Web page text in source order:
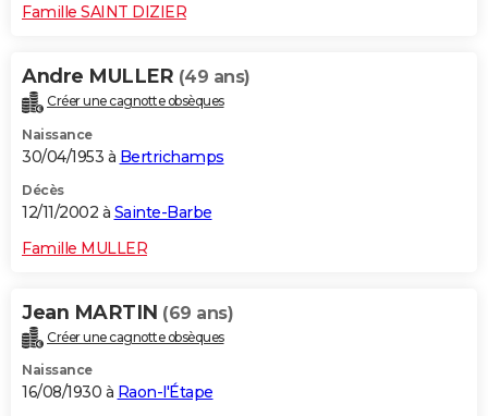
Famille SAINT DIZIER
Andre MULLER (49 ans)
Créer une cagnotte obsèques
Naissance
30/04/1953 à Bertrichamps
Décès
12/11/2002 à Sainte-Barbe
Famille MULLER
Jean MARTIN (69 ans)
Créer une cagnotte obsèques
Naissance
16/08/1930 à Raon-l'Étape